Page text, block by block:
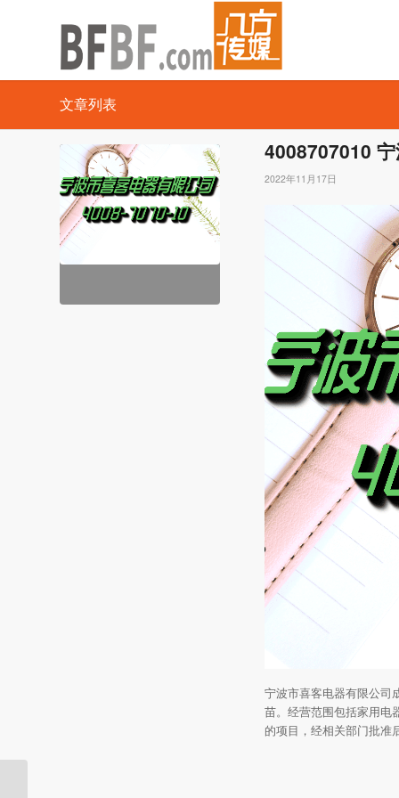
文章列表
4008707010
2022年11月17日
宁波市喜客电器有限公司
苗。经营范围包括家用电
的项目，经相关部门批准